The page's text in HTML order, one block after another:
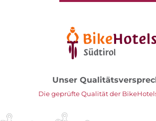
Unser
Die geprüfte Qualität der